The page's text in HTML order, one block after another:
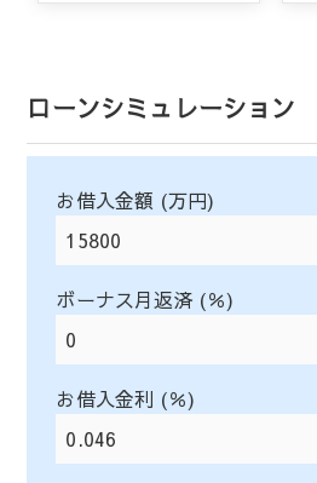
ローンシミュレーション
お借入金額 (万円)
ボーナス月返済 (％)
お借入金利 (％)